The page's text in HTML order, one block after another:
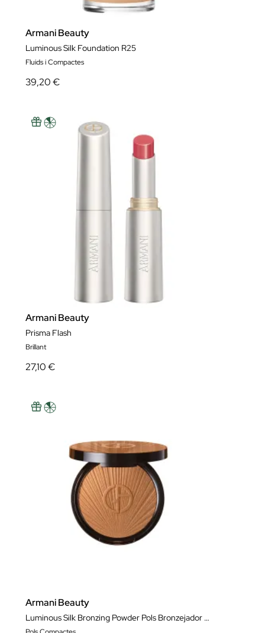
Armani Beauty
Luminous Silk Foundation R25
Fluids i Compactes
39,20 €
Armani Beauty
Prisma Flash
Brillant
27,10 €
Armani Beauty
Luminous Silk Bronzing Powder Pols Bronzejador Sunkissed Sand